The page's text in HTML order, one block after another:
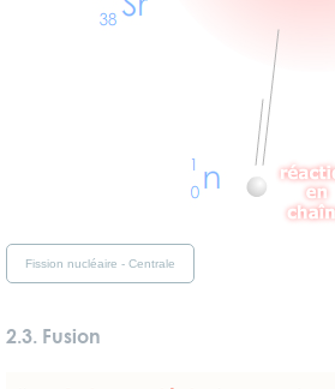
Fission nucléaire - Centrale
2.3. Fusion